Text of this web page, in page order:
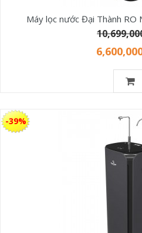
Máy lọc nước Đại Thành
-39%